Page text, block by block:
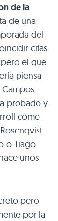
de la
de una
del
citas
el que
piensa
probado y
como
o Tiago
unos
pero
por la